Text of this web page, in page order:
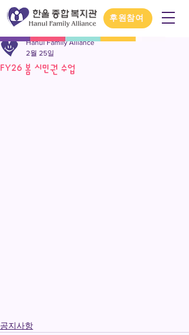
후원참여
FY26 봄 시민권 수업
Hanul Family Alliance
2월 25일
공지사항